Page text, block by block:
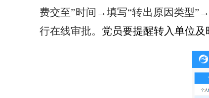
费交至”时间→填写“转出原因类型
行在线审批。 党员要提醒转入单位及